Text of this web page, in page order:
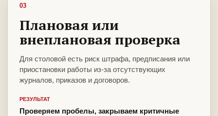
03
Плановая или
внеплановая проверка
Для столовой есть риск штрафа, предписания или
приостановки работы из-за отсутствующих
журналов, приказов и договоров.
РЕЗУЛЬТАТ
Проверяем пробелы, закрываем критичные